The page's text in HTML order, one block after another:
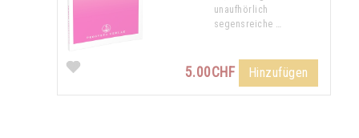
unaufhörlich
segensreiche …
5.00CHF Hinzufügen